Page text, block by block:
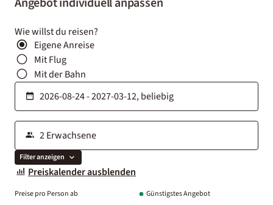
Wie willst du reisen?
Eigene Anreise
Mit Flug
Mit der Bahn
Filter anzeigen
Preiskalender ausblenden
Preise pro Person ab Günstigstes Angebot